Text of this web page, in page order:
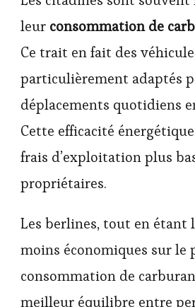
leur consommation de
Ce trait en fait des
particulièrement adaptés
déplacements quotidiens
Cette efficacité
frais d’exploitation plus
propriétaires.
Les berlines, tout en étant
moins économiques sur le
consommation de
meilleur équilibre entre